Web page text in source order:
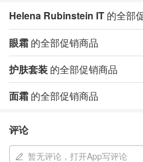
Helena Rubinstein IT 的全部
眼霜 的全部促销商品
护肤套装 的全部促销商品
面霜 的全部促销商品
评论
暂无评论，打开App写评论